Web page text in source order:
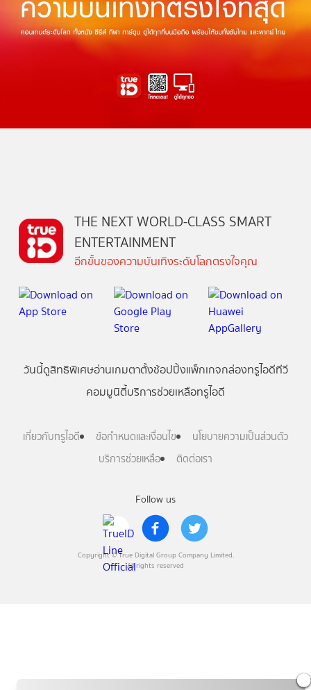
Follow us
Copyright © True Digital Group Company Limited.
All rights reserved
THE NEXT WORLD-CLASS SMART
ENTERTAINMENT
อีกขั้นของความบันเทิงระดับโลกตรงใจคุณ
วันนี้ดูสิทธิพิเศษอ่านเกมตาตั้งช้อปปิ้งแพ็กเกจกล่องทรูไอดีทีวี
คอมมูนิตี้บริการช่วยเหลือทรูไอดี
เกี่ยวกับทรูไอดี ข้อกำหนดและเงื่อนไข
นโยบายความเป็นส่วนตัว
บริการช่วยเหลือ
ติดต่อเรา